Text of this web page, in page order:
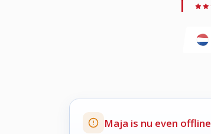
Maja is nu even offline